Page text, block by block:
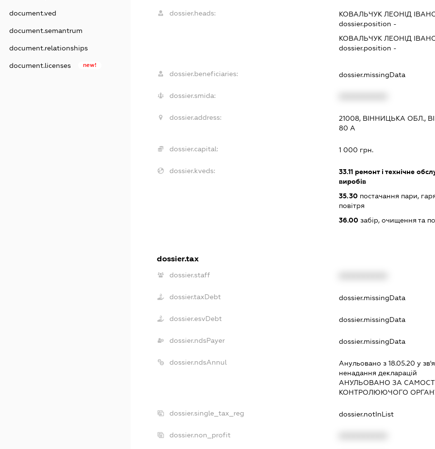
document.ved
document.semantrum
document.relationships
document.licenses new!
dossier.heads: КОВАЛЬЧУК ЛЕОНІД
dossier.position -
КОВАЛЬЧУК ЛЕОНІД
dossier.position -
dossier.beneficiaries: dossier.missingData
dossier.smida:
dossier.address:
21008, ВІННИЦЬКА ОБЛ.,
80 А
dossier.capital: 1 000 грн.
dossier.kveds: 33.11ремонт і технічне
виробів
35.30постачання пари,
повітря
36.00забір, очищення та
dossier.tax
dossier.staff
dossier.taxDebt dossier.missingData
dossier.esvDebt dossier.missingData
dossier.ndsPayer dossier.missingData
dossier.ndsAnnul Анульовано з 18.05.20 у
ненадання декларацiй
АНУЛЬОВАНО ЗА
КОНТРОЛЮЮЧОГО
dossier.single_tax_reg dossier.notInList
dossier.non_profit